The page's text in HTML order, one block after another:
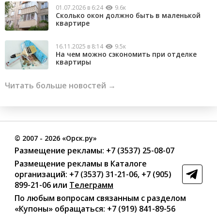
01.07.2026 в 6:24 9.6к
Сколько окон должно быть в маленькой
квартире
16.11.2025 в 8:14 9.5к
На чем можно сэкономить при отделке
квартиры
Читать больше новостей →
© 2007 - 2026 «Орск.ру»
Размещение рекламы: +7 (3537) 25-08-07
Размещение рекламы в Каталоге
организаций: +7 (3537) 31-21-06, +7 (905)
899-21-06 или Телеграмм
По любым вопросам связанным с разделом
«Купоны» обращаться: +7 (919) 841-89-56